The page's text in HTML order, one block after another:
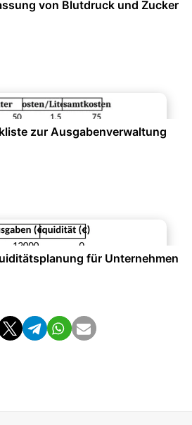
von Blutdruck und Zucker
zur Ausgabenverwaltung
für Unternehmen